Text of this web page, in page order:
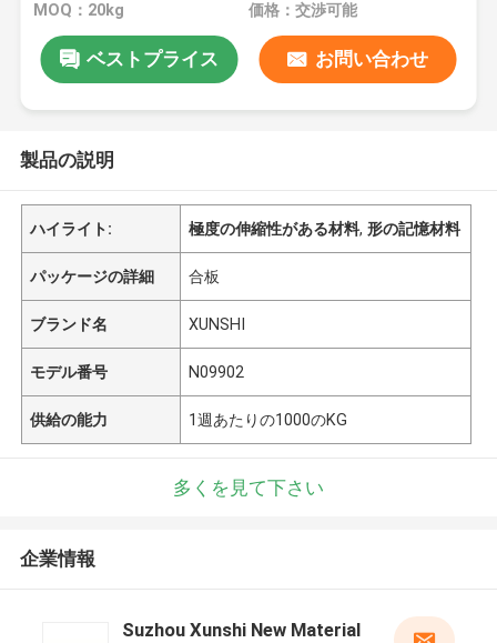
MOQ：20kg 価格：交渉可能
ベストプライス お問い合わせ
製品の説明
ハイライト: 極度の伸縮性がある材料,形の記憶材料
パッケージの詳細 合板
ブランド名 XUNSHI
モデル番号 N09902
供給の能力 1週あたりの1000のKG
多くを見て下さい
企業情報
Suzhou Xunshi New Material